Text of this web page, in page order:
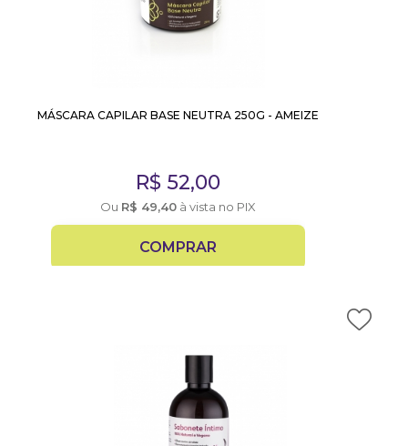
MÁSCARA CAPILAR BASE NEUTRA 250G - AMEIZE
R$ 52,00
Ou R$ 49,40 à vista no PIX
COMPRAR